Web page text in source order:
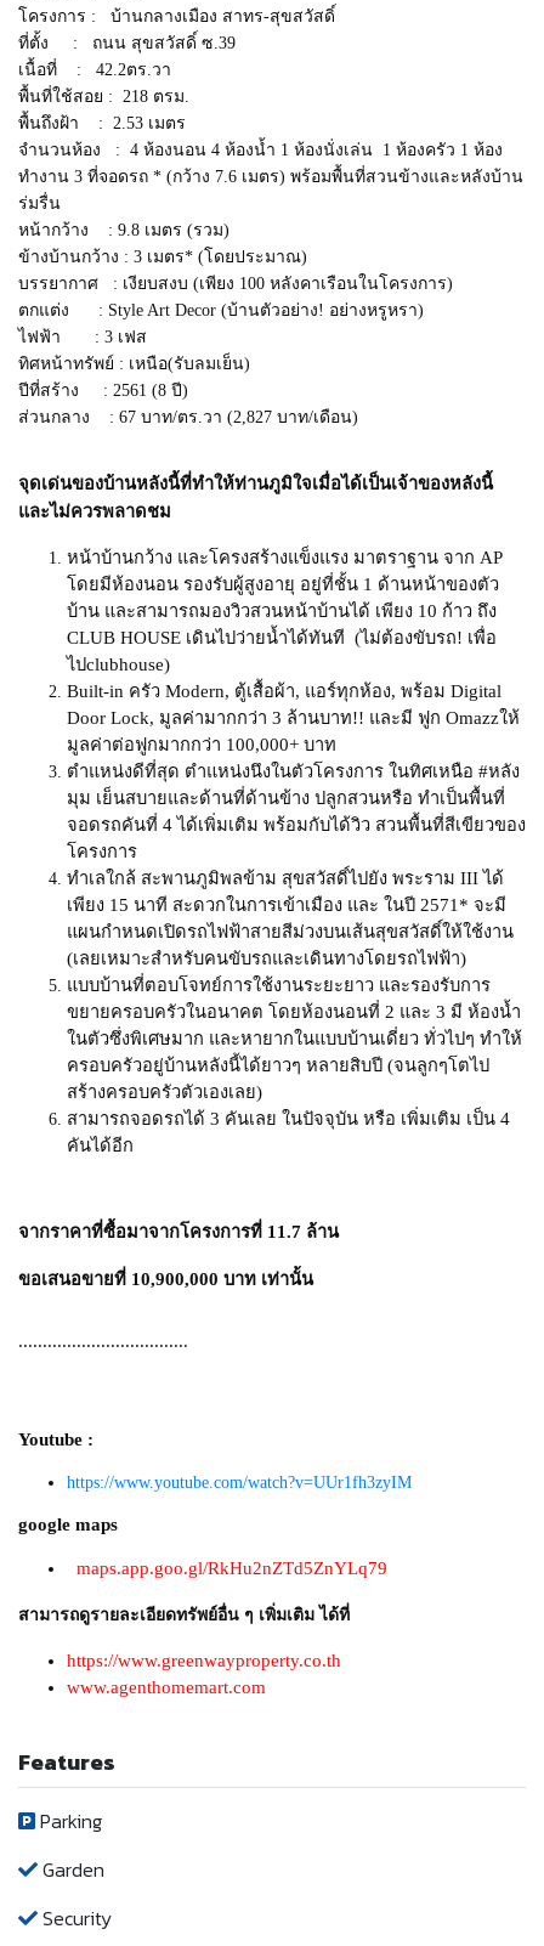
โครงการ : บ้านกลางเมือง สาทร-สุขสวัสดิ์
ที่ตั้ง : ถนน สุขสวัสดิ์ ซ.39
เนื้อที่ : 42.2ตร.วา
พื้นที่ใช้สอย : 218 ตรม.
พื้นถึงฝ้า : 2.53 เมตร
จำนวนห้อง : 4 ห้องนอน 4 ห้องน้ำ 1 ห้องนั่งเล่น 1 ห้องครัว 1 ห้อง
ทำงาน 3 ที่จอดรถ * (กว้าง 7.6 เมตร) พร้อมพื้นที่สวนข้างและหลังบ้าน
ร่มรื่น
หน้ากว้าง : 9.8 เมตร (รวม)
ข้างบ้านกว้าง : 3 เมตร* (โดยประมาณ)
บรรยากาศ : เงียบสงบ (เพียง 100 หลังคาเรือนในโครงการ)
ตกแต่ง : Style Art Decor (บ้านตัวอย่าง! อย่างหรูหรา)
ไฟฟ้า : 3 เฟส
ทิศหน้าทรัพย์ : เหนือ(รับลมเย็น)
ปีที่สร้าง : 2561 (8 ปี)
ส่วนกลาง : 67 บาท/ตร.วา (2,827 บาท/เดือน)
จุดเด่นของบ้านหลังนี้ที่ทำให้ท่านภูมิใจเมื่อได้เป็นเจ้าของหลังนี้
และไม่ควรพลาดชม
หน้าบ้านกว้าง และโครงสร้างแข็งแรง มาตราฐาน จาก AP
โดยมีห้องนอน รองรับผู้สูงอายุ อยู่ที่ชั้น 1 ด้านหน้าของตัว
บ้าน และสามารถมองวิวสวนหน้าบ้านได้ เพียง 10 ก้าว ถึง
CLUB HOUSE เดินไปว่ายน้ำได้ทันที (ไม่ต้องขับรถ! เพื่อ
ไปclubhouse)
Built-in ครัว Modern, ตู้เสื้อผ้า, แอร์ทุกห้อง, พร้อม Digital
Door Lock, มูลค่ามากกว่า 3 ล้านบาท!! และมี ฟูก Omazzให้
มูลค่าต่อฟูกมากกว่า 100,000+ บาท
ตำแหน่งดีที่สุด ตำแหน่งนึงในตัวโครงการ ในทิศเหนือ #หลัง
มุม เย็นสบายและด้านที่ด้านข้าง ปลูกสวนหรือ ทำเป็นพื้นที่
จอดรถคันที่ 4 ได้เพิ่มเติม พร้อมกับได้วิว สวนพื้นที่สีเขียวของ
โครงการ
ทำเลใกล้ สะพานภูมิพลข้าม สุขสวัสดิ์ไปยัง พระราม III ได้
เพียง 15 นาที สะดวกในการเข้าเมือง และ ในปี 2571* จะมี
แผนกำหนดเปิดรถไฟฟ้าสายสีม่วงบนเส้นสุขสวัสดิ์ให้ใช้งาน
(เลยเหมาะสำหรับคนขับรถและเดินทางโดยรถไฟฟ้า)
แบบบ้านที่ตอบโจทย์การใช้งานระยะยาว และรองรับการ
ขยายครอบครัวในอนาคต โดยห้องนอนที่ 2 และ 3 มี ห้องน้ำ
ในตัวซึ่งพิเศษมาก และหายากในแบบบ้านเดี่ยว ทั่วไปๆ ทำให้
ครอบครัวอยู่บ้านหลังนี้ได้ยาวๆ หลายสิบปี (จนลูกๆโตไป
สร้างครอบครัวตัวเองเลย)
สามารถจอดรถได้ 3 คันเลย ในปัจจุบัน หรือ เพิ่มเติม เป็น 4
คันได้อีก
จากราคาที่ซื้อมาจากโครงการที่ 11.7 ล้าน
ขอเสนอขายที่ 10,900,000 บาท เท่านั้น
...................................
Youtube :
https://www.youtube.com/watch?v=UUr1fh3zyIM
google maps
maps.app.goo.gl/RkHu2nZTd5ZnYLq79
สามารถดูรายละเอียดทรัพย์อื่น ๆ เพิ่มเติม ได้ที่
https://www.greenwayproperty.co.th
www.agenthomemart.com
Features
Parking
Garden
Security